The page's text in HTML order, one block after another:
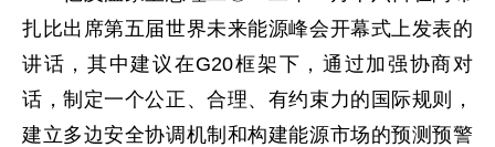
扎比出席第五届世界未来能源峰会开幕式上发表的
讲话，其中建议在G20框架下，通过加强协商对
话，制定一个公正、合理、有约束力的国际规则，
建立多边安全协调机制和构建能源市场的预测预警